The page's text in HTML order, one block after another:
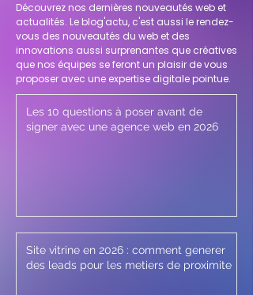
Découvrez nos dernières nouveautés web et
actualités. Le blog'actu, c'est aussi le rendez-
vous des nouveautés du web et des
innovations aussi surprenantes que créatives
que nos équipes se feront un plaisir de vous
proposer avec une expertise digitale pointue.
Les 10 questions à poser avant de
signer avec une agence web en 2026
Site vitrine en 2026 : comment generer
des leads pour les metiers de proximite